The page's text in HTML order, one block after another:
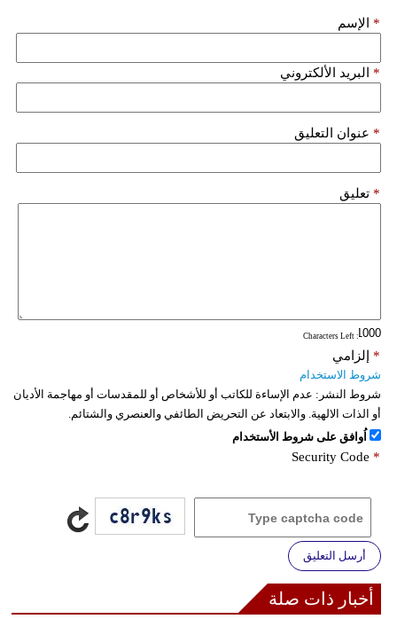
سيارات
الإسم *
البريد الألكتروني *
عنوان التعليق *
تعليق *
: Characters Left
إلزامي *
شروط الاستخدام
شروط النشر: عدم الإساءة للكاتب أو للأشخاص أو للمقدسات أو مهاجمة الأديان
أو الذات الالهية. والابتعاد عن التحريض الطائفي والعنصري والشتائم.
اُوافق على شروط الأستخدام
Security Code *
أرسل التعليق
أخبار ذات صلة